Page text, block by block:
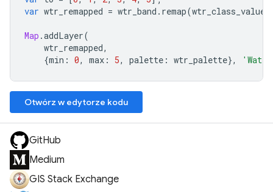
var wtr_remapped = wtr_band . remap(wtr_class_values
Map .addLayer(
wtr_remapped,
{min : 0, max : 5, palette : wtr_palette},
Otwórz w edytorze kodu
GitHub
Medium
GIS Stack Exchange